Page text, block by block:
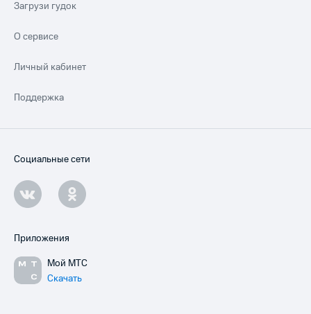
Загрузи гудок
О сервисе
Личный кабинет
Поддержка
Социальные сети
Приложения
Мой МТС
Скачать